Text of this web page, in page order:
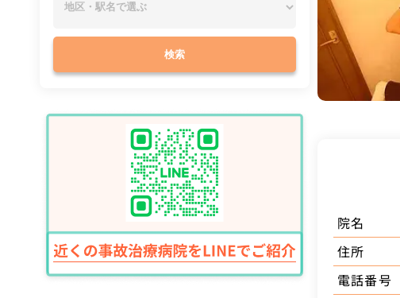
院名
住所
電話番号
検索